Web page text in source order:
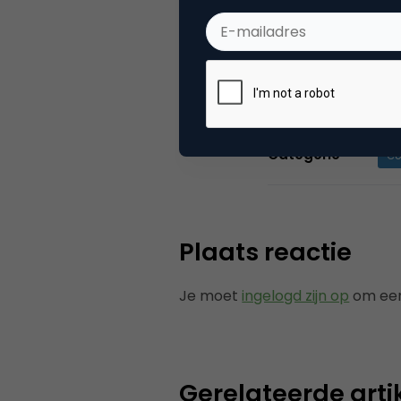
associaties.
Shopper
Categorie
Plaats reactie
Je moet ingelogd zijn op om
Gerelateerde